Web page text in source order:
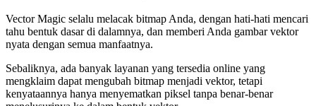
Vector Magic selalu melacak bitmap Anda, dengan hati-hati mencari
tahu bentuk dasar di dalamnya, dan memberi Anda gambar vektor
nyata dengan semua manfaatnya.
Sebaliknya, ada banyak layanan yang tersedia online yang
mengklaim dapat mengubah bitmap menjadi vektor, tetapi
kenyataannya hanya menyematkan piksel tanpa benar-benar